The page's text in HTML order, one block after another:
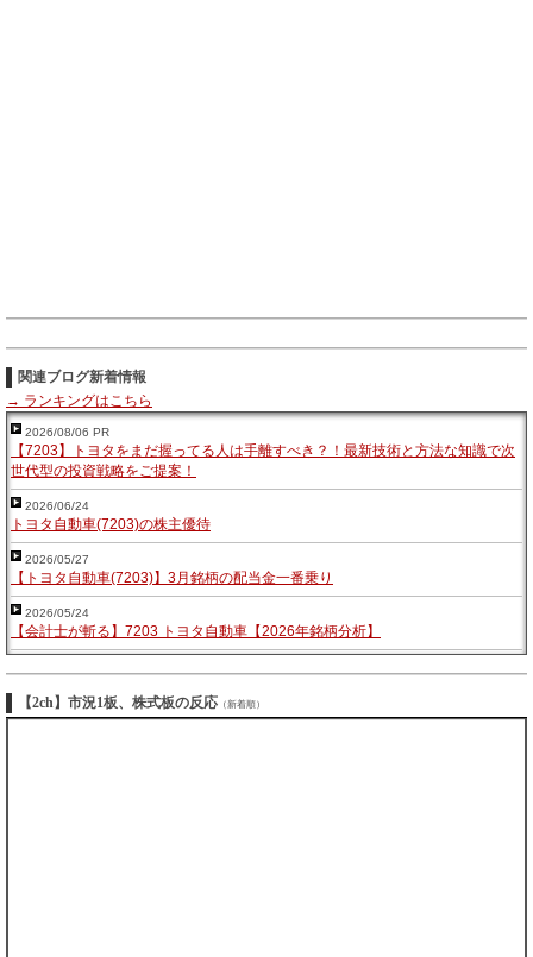
関連ブログ新着情報
→ ランキングはこちら
2026/08/06 PR
【7203】トヨタをまだ握ってる人は手離すべき？！最新技術と方法な知識で次
世代型の投資戦略をご提案！
2026/06/24
トヨタ自動車(7203)の株主優待
2026/05/27
【トヨタ自動車(7203)】3月銘柄の配当金一番乗り
2026/05/24
【会計士が斬る】7203 トヨタ自動車【2026年銘柄分析】
【2ch】市況1板、株式板の反応 （新着順）